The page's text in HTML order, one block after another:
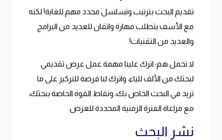
تقديم البحث بترتيب وتسلسل محدد مهم للغاية! لكنه
مع الأسف يتطلب مهارة واتقان للعديد من البرامج
والعديد من التقنيات!
لا تحمل هم؛ اترك علينا مهمة عمل عرض تقديمي
لبحثك من الألف للياء، واترك لنا فرصة للتركيز على ما
تريد في البحث الخاص بك، ونقاط القوة الخاصة ببحثك،
مع مراعاة الفترة الزمنية المحددة للعرض.
نشر البحث